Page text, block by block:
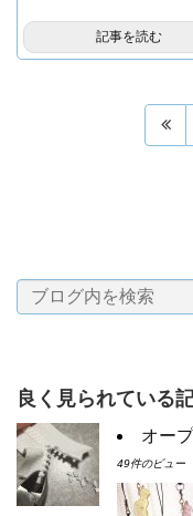
記事を読む
良く見られている
オー
49件のビュー